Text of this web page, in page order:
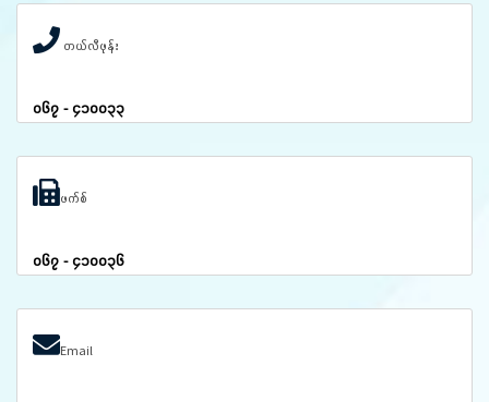
တယ်လီဖုန်း
၀၆၇ - ၄၁၀၀၃၃
ဖက်စ်
၀၆၇ - ၄၁၀၀၃၆
Email